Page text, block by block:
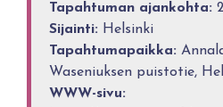
Tapahtuman ajankohta:
Sijainti: Helsinki
Tapahtumapaikka:
Waseniuksen puistotie,
WWW-sivu: